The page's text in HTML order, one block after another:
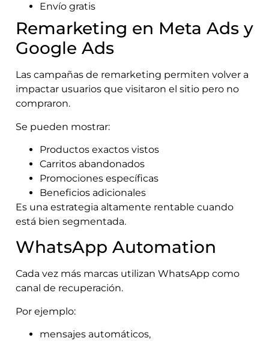
Envío gratis
Remarketing en Meta Ads y
Google Ads
Las campañas de remarketing permiten volver a
impactar usuarios que visitaron el sitio pero no
compraron.
Se pueden mostrar:
Productos exactos vistos
Carritos abandonados
Promociones específicas
Beneficios adicionales
Es una estrategia altamente rentable cuando
está bien segmentada.
WhatsApp Automation
Cada vez más marcas utilizan WhatsApp como
canal de recuperación.
Por ejemplo:
mensajes automáticos,